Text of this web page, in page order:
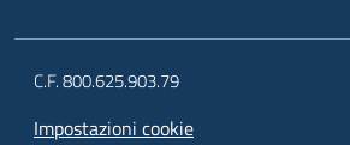
C.F. 800.625.903.79
Impostazioni cookie